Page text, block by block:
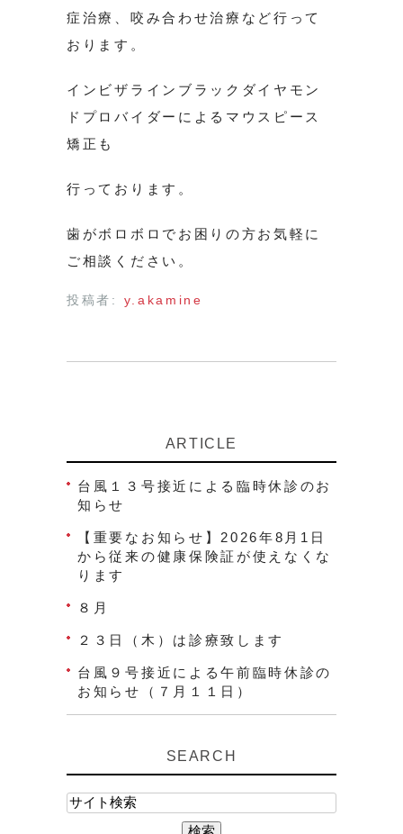
症治療、咬み合わせ治療など行って
おります。
インビザラインブラックダイヤモン
ドプロバイダーによるマウスピース
矯正も
行っております。
歯がボロボロでお困りの方お気軽に
ご相談ください。
投稿者: y.akamine
ARTICLE
台風１３号接近による臨時休診のお
知らせ
【重要なお知らせ】2026年8月1日
から従来の健康保険証が使えなくな
ります
８月
２３日（木）は診療致します
台風９号接近による午前臨時休診の
お知らせ（７月１１日）
SEARCH